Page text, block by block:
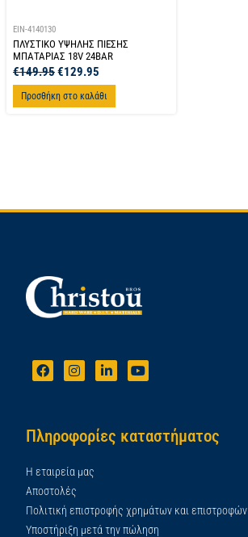
EIN-4140130
ΠΛΥΣΤΙΚΟ ΥΨΗΛΗΣ ΠΙΕΣΗΣ
ΜΠΑΤΑΡΙΑΣ 18V 24BAR
€149.95€129.95
Προσθήκη στο καλάθι
Πληροφορίες καταστήματος
Η εταιρεία μας
Αποστολές
Πολιτική επιστροφής χρημάτων και επιστροφών
Υποστήριξη μετά την πώληση